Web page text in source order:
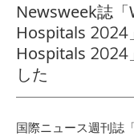
Newsweek誌「
Hospitals 2024
Hospitals 2024
した
国際ニュース週刊誌